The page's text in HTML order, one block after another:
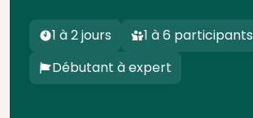
1 à 2 jours
1 à 6 participants
Débutant à expert